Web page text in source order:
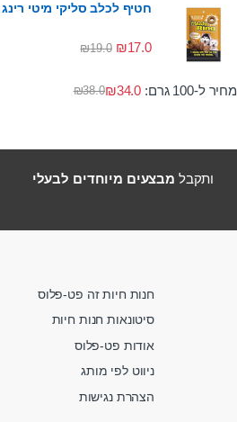
חטיף לכלב סליקי מיטי רינג
₪17.0
₪19.0
מחיר ל-100 גרם: ₪38.0₪34.0
ותקבל מבצעים מיוחדים לבעלי
חנות חיות זה פט-פלוס
סיטונאות חנות חיות
אודות פט-פלוס
ניווט לפי מותג
הצהרת נגישות